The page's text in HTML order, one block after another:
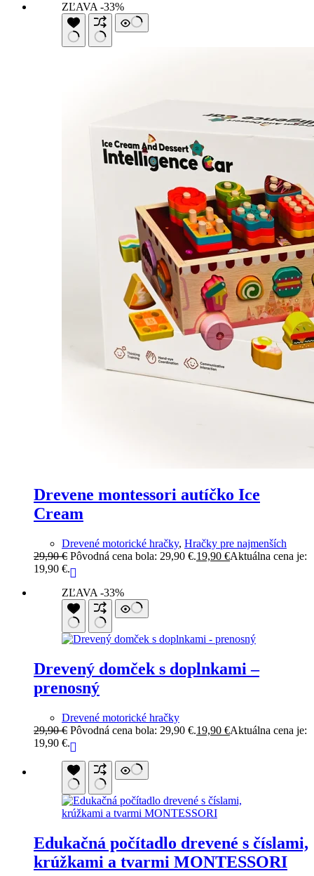
ZĽAVA -33%
Drevene montessori autíčko Ice
Cream
Drevené motorické hračky, Hračky pre najmenších
29,90€ Pôvodná cena bola: 29,90 €.19,90 €Aktuálna cena je:
19,90 €.
ZĽAVA -33%
Drevený domček s doplnkami –
prenosný
Drevené motorické hračky
29,90€ Pôvodná cena bola: 29,90 €.19,90 €Aktuálna cena je:
19,90 €.
Edukačná počítadlo drevené s číslami,
krúžkami a tvarmi MONTESSORI